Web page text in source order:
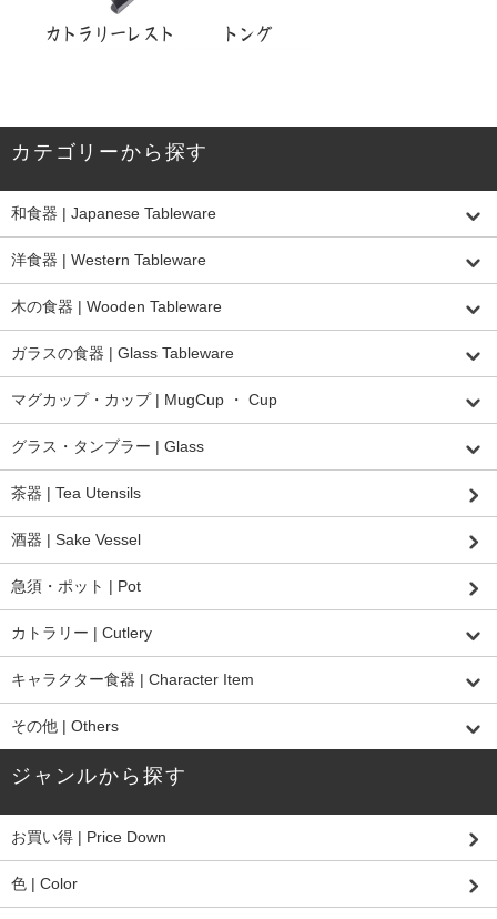
カテゴリーから探す
和食器 | Japanese Tableware
洋食器 | Western Tableware
木の食器 | Wooden Tableware
ガラスの食器 | Glass Tableware
マグカップ・カップ | MugCup ・ Cup
グラス・タンブラー | Glass
茶器 | Tea Utensils
酒器 | Sake Vessel
急須・ポット | Pot
カトラリー | Cutlery
キャラクター食器 | Character Item
その他 | Others
ジャンルから探す
お買い得 | Price Down
色 | Color